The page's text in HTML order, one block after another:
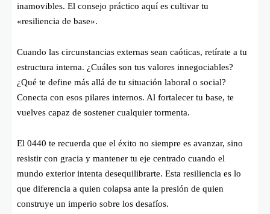
inamovibles. El consejo práctico aquí es cultivar tu
«resiliencia de base».
Cuando las circunstancias externas sean caóticas, retírate a tu
estructura interna. ¿Cuáles son tus valores innegociables?
¿Qué te define más allá de tu situación laboral o social?
Conecta con esos pilares internos. Al fortalecer tu base, te
vuelves capaz de sostener cualquier tormenta.
El 0440 te recuerda que el éxito no siempre es avanzar, sino
resistir con gracia y mantener tu eje centrado cuando el
mundo exterior intenta desequilibrarte. Esta resiliencia es lo
que diferencia a quien colapsa ante la presión de quien
construye un imperio sobre los desafíos.